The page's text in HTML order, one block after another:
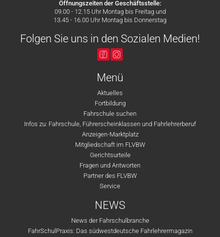
Öffnungszeiten der Geschäftsstelle:
09.00 - 12.15 Uhr Montag bis Freitag und
13.45 - 16.00 Uhr Montag bis Donnerstag
Folgen Sie uns in den Sozialen Medien!
Menü
Aktuelles
Fortbildung
Fahrschule suchen
Infos zu: Fahrschule, Führerscheinklassen und Fahrlehrerberuf
Anzeigen-Marktplatz
Mitgliedschaft im FLVBW
Gerichtsurteile
Fragen und Antworten
Partner des FLVBW
Service
NEWS
News der Fahrschulbranche
FahrSchulPraxis: Das südwestdeutsche Fahrlehrermagazin